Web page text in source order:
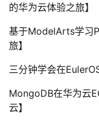
的华为云体验之旅】
基于ModelArts学习
旅】
三分钟学会在
MongoDB在华为云
云】